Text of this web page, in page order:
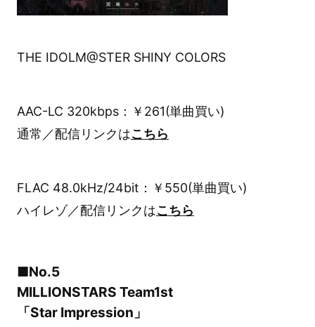
THE IDOLM@STER SHINY COLORS
AAC-LC 320kbps：￥261(単曲買い)
通常／配信リンクはこちら
FLAC 48.0kHz/24bit：￥550(単曲買い)
ハイレゾ／配信リンクはこちら
■No.5
MILLIONSTARS Team1st
「Star Impression」